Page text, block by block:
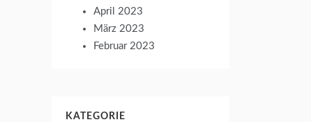
April 2023
März 2023
Februar 2023
KATEGORIE